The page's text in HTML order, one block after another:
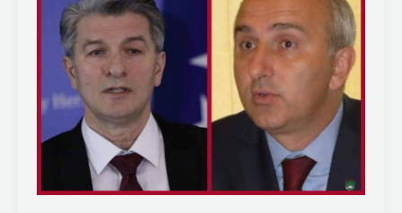
trend
pada
prometa
ali
manji
zaposlenih”